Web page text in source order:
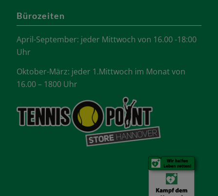
Bürozeiten
April-September: jeder Mittwoch von 16.00 -18:00
Uhr
Oktober-März: jeder 1.Mittwoch im Monat von
16.00 – 1800 Uhr